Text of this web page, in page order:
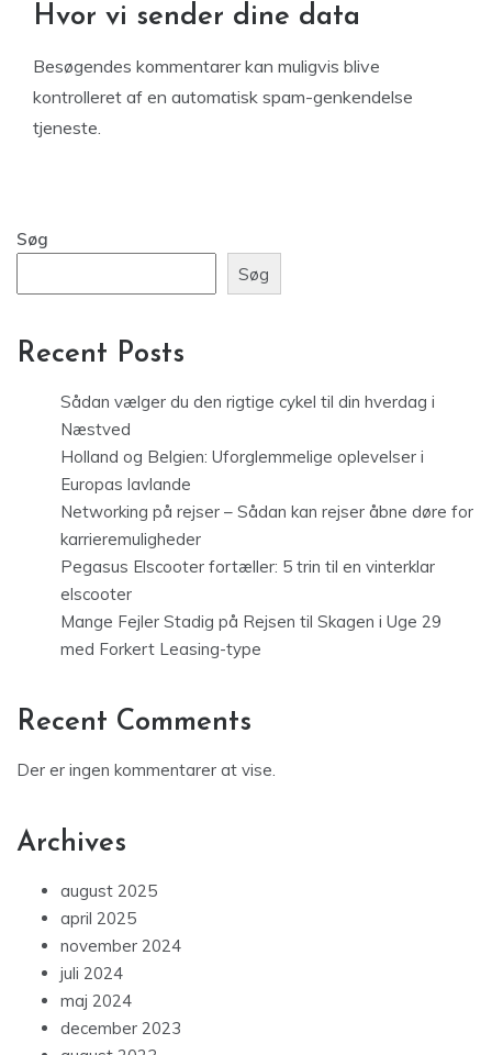
Hvor vi sender dine data
Besøgendes kommentarer kan muligvis blive
kontrolleret af en automatisk spam-genkendelse
tjeneste.
Søg
Søg
Recent Posts
Sådan vælger du den rigtige cykel til din hverdag i
Næstved
Holland og Belgien: Uforglemmelige oplevelser i
Europas lavlande
Networking på rejser – Sådan kan rejser åbne døre for
karrieremuligheder
Pegasus Elscooter fortæller: 5 trin til en vinterklar
elscooter
Mange Fejler Stadig på Rejsen til Skagen i Uge 29
med Forkert Leasing-type
Recent Comments
Der er ingen kommentarer at vise.
Archives
august 2025
april 2025
november 2024
juli 2024
maj 2024
december 2023